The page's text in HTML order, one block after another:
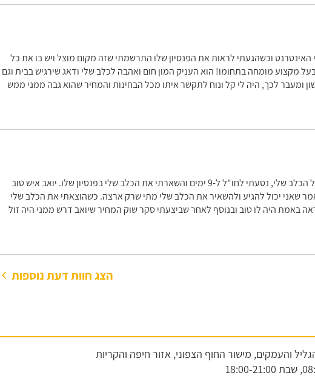
וכשהגעתי לראות את הפנסיון שלו התרשמתי שזה מקום מוצל ויש בו את כל
מקצוע מומחה בתחומו! הוא העניק המון חום ואהבה לכלב שלי ודאג שירגיש בבית וגם
ומעבר לכך, היה לי קל ונוח לתקשר איתו מכל הבחינות והמחיר שהוא גבה ממני ממש
קיבלת המלצה על יואב מהווטרינר של הכלב שלי, נסעתי לחו"ל ל-9 ימים והשארתי את הכלב שלי בפנסיון שלו. יואב איש טוב
שאני יכול להגיע ולהשאיר את הכלב שלי מתי שרק ארצה. כשהוצאתי את הכלב שלי
באמת היה לו טוב ובנוסף לאחר שביצעתי סקר שוק המחיר שיואב דרש ממני היה זול
הצג חוות דעת נוספות
והעמקים, מישור החוף הצפוני, אזור חיפה והקריות
שבת 18:00-21:00